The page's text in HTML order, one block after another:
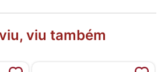
viu também